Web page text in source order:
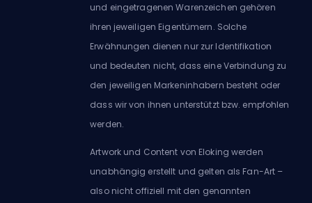
und eingetragenen Warenzeichen gehören
ihren jeweiligen Eigentümern. Solche
Erwähnungen dienen nur zur Identifikation
und bedeuten nicht, dass eine Verbindung zu
den jeweiligen Markeninhabern besteht oder
dass wir von ihnen unterstützt bzw. empfohlen
werden.
Artwork und Content von Eloking werden
unabhängig erstellt und gelten als Fan-Art –
also nicht offiziell mit den genannten